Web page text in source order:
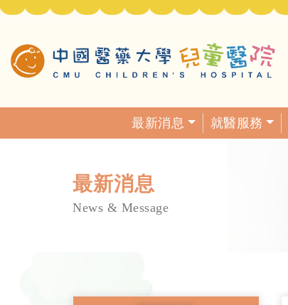
最新消息
就醫服務
最新消息
News & Message